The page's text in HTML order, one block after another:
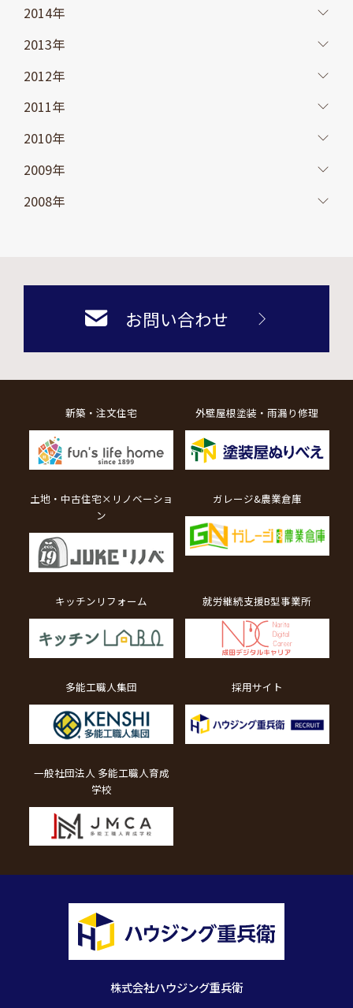
2014年
2013年
2012年
2011年
2010年
2009年
2008年
お問い合わせ
株式会社ハウジング重兵衛
新築・注文住宅 外壁屋根塗装・雨漏り修理
土地・中古住宅×リノベーショ
ン
ガレージ&農業倉庫
キッチンリフォーム 就労継続支援B型事業所
多能工職人集団 採用サイト
一般社団法人 多能工職人育成
学校